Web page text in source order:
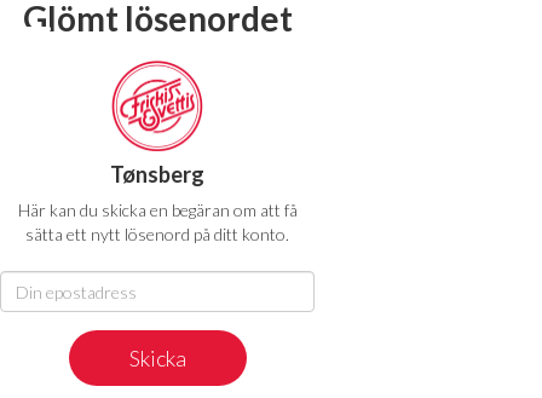
Glömt lösenordet
Tønsberg
Här kan du skicka en begäran om att få
sätta ett nytt lösenord på ditt konto.